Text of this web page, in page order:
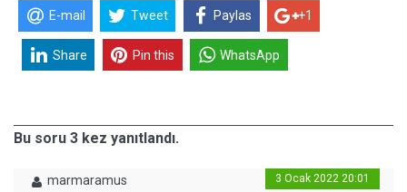
E-mail Tweet Paylas +1
Share Pin this WhatsApp
Bu soru 3 kez yanıtlandı.
marmaramus 3 Ocak 2022 20:01